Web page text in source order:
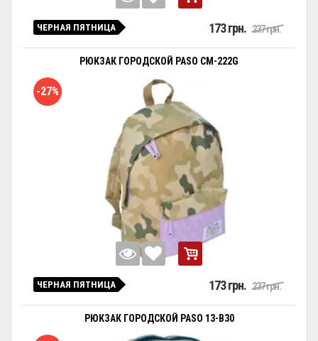
ЧЕРНАЯ ПЯТНИЦА 173 грн. 237 грн.
РЮКЗАК ГОРОДСКОЙ PASO CM-222G
-27%
ЧЕРНАЯ ПЯТНИЦА 173 грн. 237 грн.
РЮКЗАК ГОРОДСКОЙ PASO 13-B30